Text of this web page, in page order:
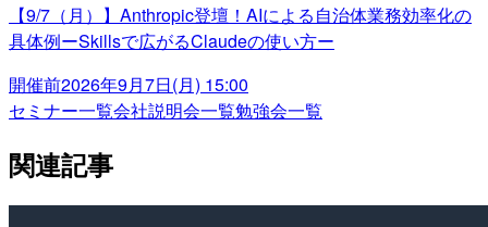
【9/7（月）】Anthropic登壇！AIによる自治体業務効率化の
具体例ーSkillsで広がるClaudeの使い方ー
開催前2026年9月7日(月) 15:00
セミナー一覧会社説明会一覧勉強会一覧
関連記事